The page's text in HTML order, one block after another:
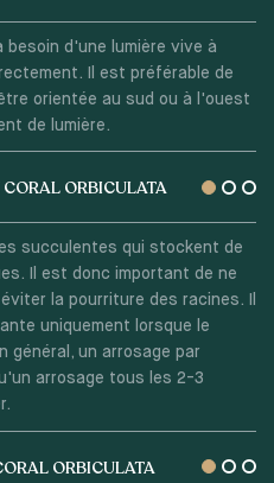
besoin d'une lumière vive à
Il est préférable de
orientée au sud ou à l'ouest
de lumière.
ORBICULATA
succulentes qui stockent de
Il est donc important de ne
la pourriture des racines. Il
uniquement lorsque le
général, un arrosage par
arrosage tous les 2-3
ORBICULATA